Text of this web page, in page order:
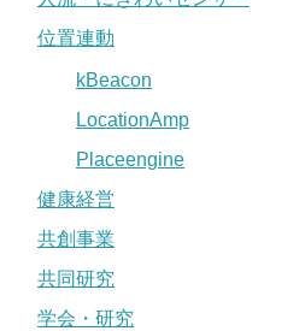
位置連動
kBeacon
LocationAmp
Placeengine
健康経営
共創事業
共同研究
学会・研究